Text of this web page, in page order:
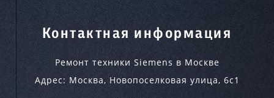
Контактная информация
Ремонт техники Siemens в Москве
Адрес: Москва, Новопоселковая улица, 6с1